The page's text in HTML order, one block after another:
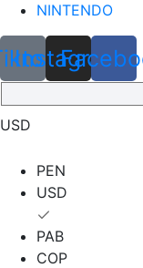
NINTENDO
Instagram
USD
PEN
USD
PAB
COP